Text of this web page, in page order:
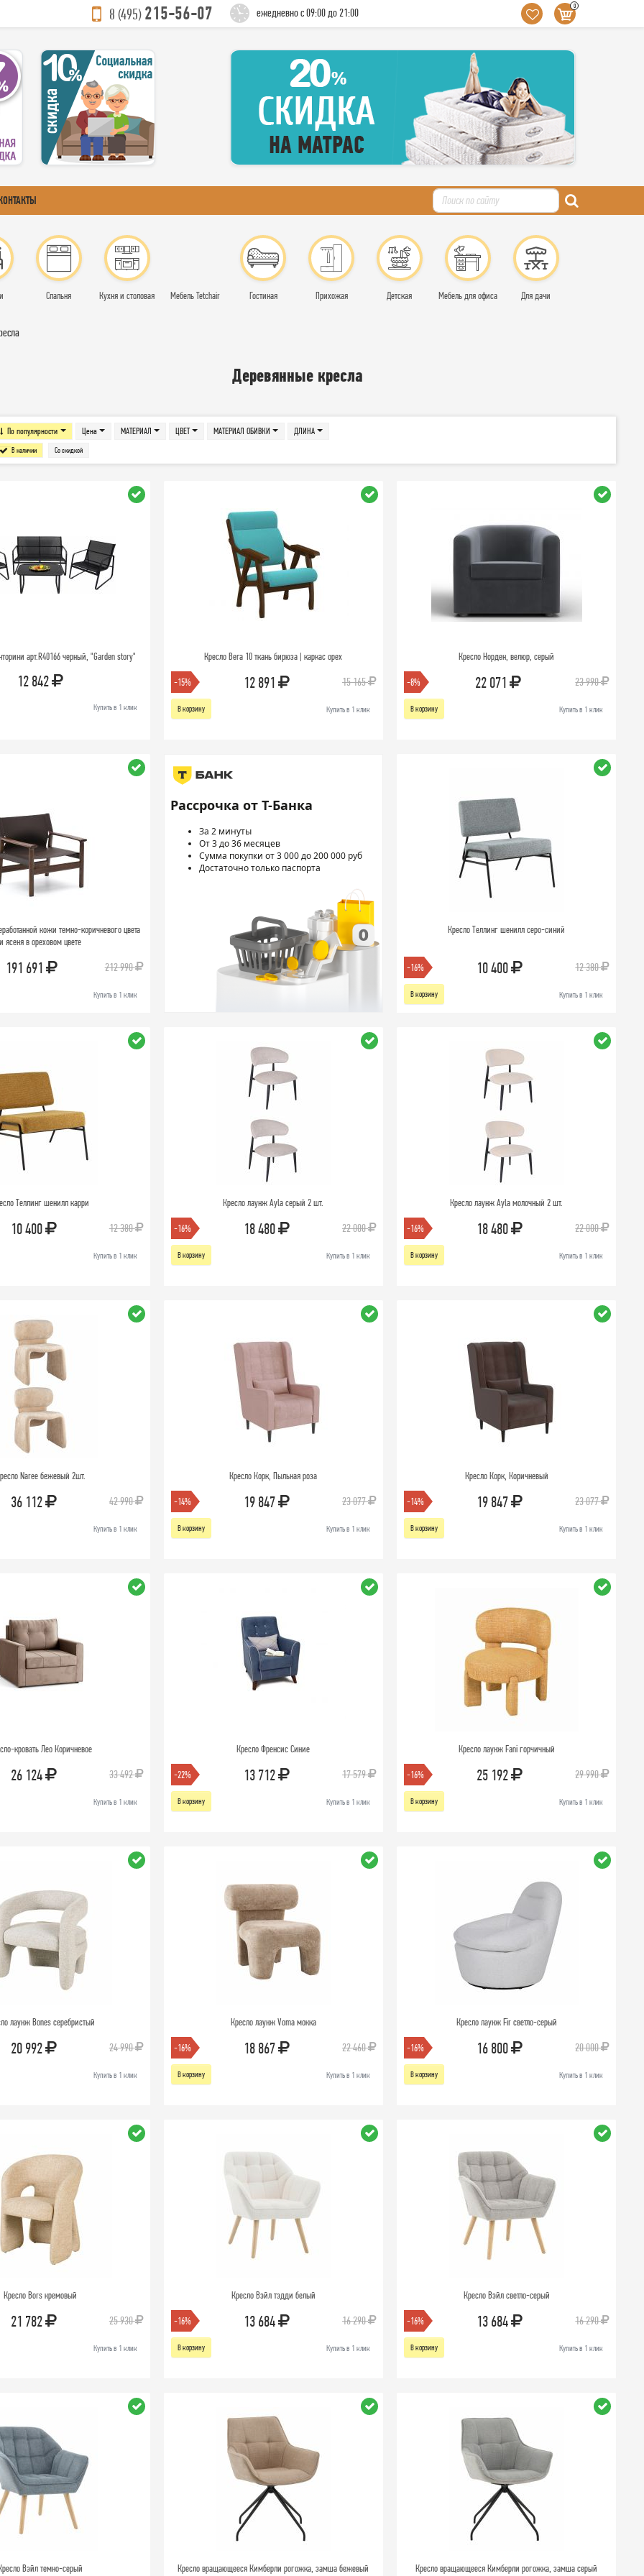
8 (495)215-56-07 ежедневно с 09:00 до 21:00
0
Спальня Кухня и столовая Мебель Tetchair Гостиная Прихожая Детская Мебель для офиса Для дачи
Деревянные кресла
По популярности Цена
В наличии Со скидкой
МАТЕРИАЛ ЦВЕТ МАТЕРИАЛ ОБИВКИ ДЛИНА
арт.R40166 черный, "Garden story"
12 842
Купить в 1 клик
Кресло Вега 10 ткань бирюза | каркас орех
-15% 12 891 15 165
В корзину Купить в 1 клик
Кресло Норден, велюр, серый
-8% 22 071 23 990
В корзину Купить в 1 клик
кожи темно-коричневого цвета
и ясеня в ореховом цвете
191 691 212 990
Купить в 1 клик
Рассрочка от Т-Банка
За 2 минуты
От 3 до 36 месяцев
Сумма покупки от 3 000 до 200 000 руб
Достаточно только паспорта
Кресло Теллинг шенилл серо-синий
-16% 10 400 12 380
В корзину Купить в 1 клик
Теллинг шенилл карри
10 400 12 380
Купить в 1 клик
Кресло лаунж Ayla серый 2 шт.
-16% 18 480 22 000
В корзину Купить в 1 клик
Кресло лаунж Ayla молочный 2 шт.
-16% 18 480 22 000
В корзину Купить в 1 клик
Naree бежевый 2шт.
36 112 42 990
Купить в 1 клик
Кресло Корк, Пыльная роза
-14% 19 847 23 077
В корзину Купить в 1 клик
Кресло Корк, Коричневый
-14% 19 847 23 077
В корзину Купить в 1 клик
кровать Лео Коричневое
26 124 33 492
Купить в 1 клик
Кресло Френсис Синие
-22% 13 712 17 579
В корзину Купить в 1 клик
Кресло лаунж Fani горчичный
-16% 25 192 29 990
В корзину Купить в 1 клик
лаунж Bones серебристый
20 992 24 990
Купить в 1 клик
Кресло лаунж Voma мокка
-16% 18 867 22 460
В корзину Купить в 1 клик
Кресло лаунж Fir светло-серый
-16% 16 800 20 000
В корзину Купить в 1 клик
Кресло Bors кремовый
21 782 25 930
Купить в 1 клик
Кресло Вэйл тэдди белый
-16% 13 684 16 290
В корзину Купить в 1 клик
Кресло Вэйл светло-серый
-16% 13 684 16 290
В корзину Купить в 1 клик
Вэйл темно-серый Кресло вращающееся Кимберли рогожка, замша бежевый Кресло вращающееся Кимберли рогожка, замша серый